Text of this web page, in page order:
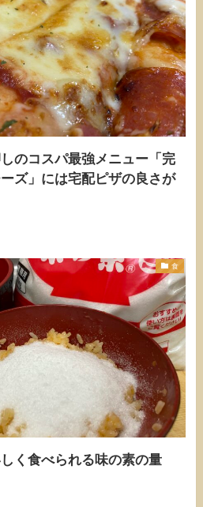
のコスパ最強メニュー「完
ズ」には宅配ピザの良さが
食
く食べられる味の素の量